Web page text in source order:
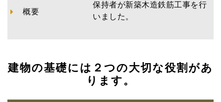
概要
保持者が新築木造鉄筋工事を行
いました。
建物の基礎には２つの大切な役割があ
ります。